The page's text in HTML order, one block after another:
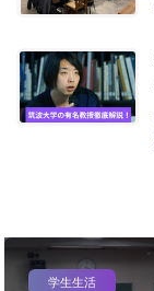
学生生活